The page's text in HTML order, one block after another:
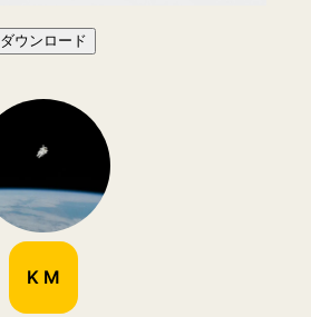
ダウンロード
K M